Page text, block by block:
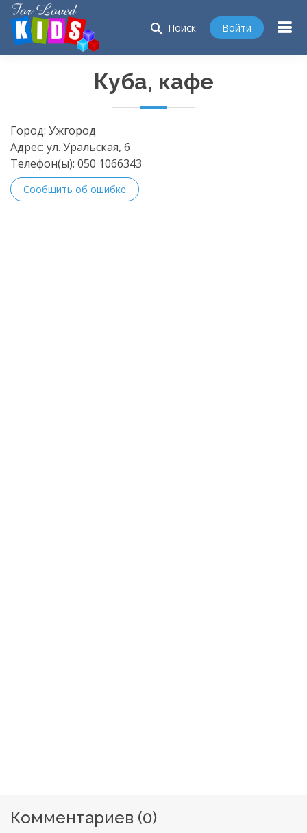
search Поиск Войти
Куба, кафе
Город: Ужгород
Адрес: ул. Уральская, 6
Телефон(ы): 050 1066343
Сообщить об ошибке
Комментариев (0)